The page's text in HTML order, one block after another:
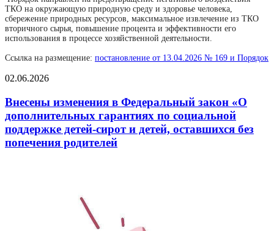
ТКО на окружающую природную среду и здоровье человека,
сбережение природных ресурсов, максимальное извлечение из ТКО
вторичного сырья, повышение процента и эффективности его
использования в процессе хозяйственной деятельности.
Ссылка на размещение: постановление от 13.04.2026 № 169 и Порядок
02.06.2026
Внесены изменения в Федеральный закон «О
дополнительных гарантиях по социальной
поддержке детей-сирот и детей, оставшихся без
попечения родителей